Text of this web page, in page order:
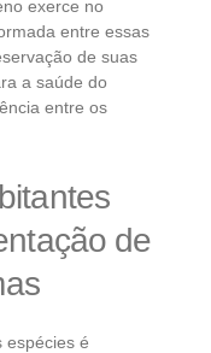
exerce no
entre essas
de suas
a saúde do
entre os
de
espécies é